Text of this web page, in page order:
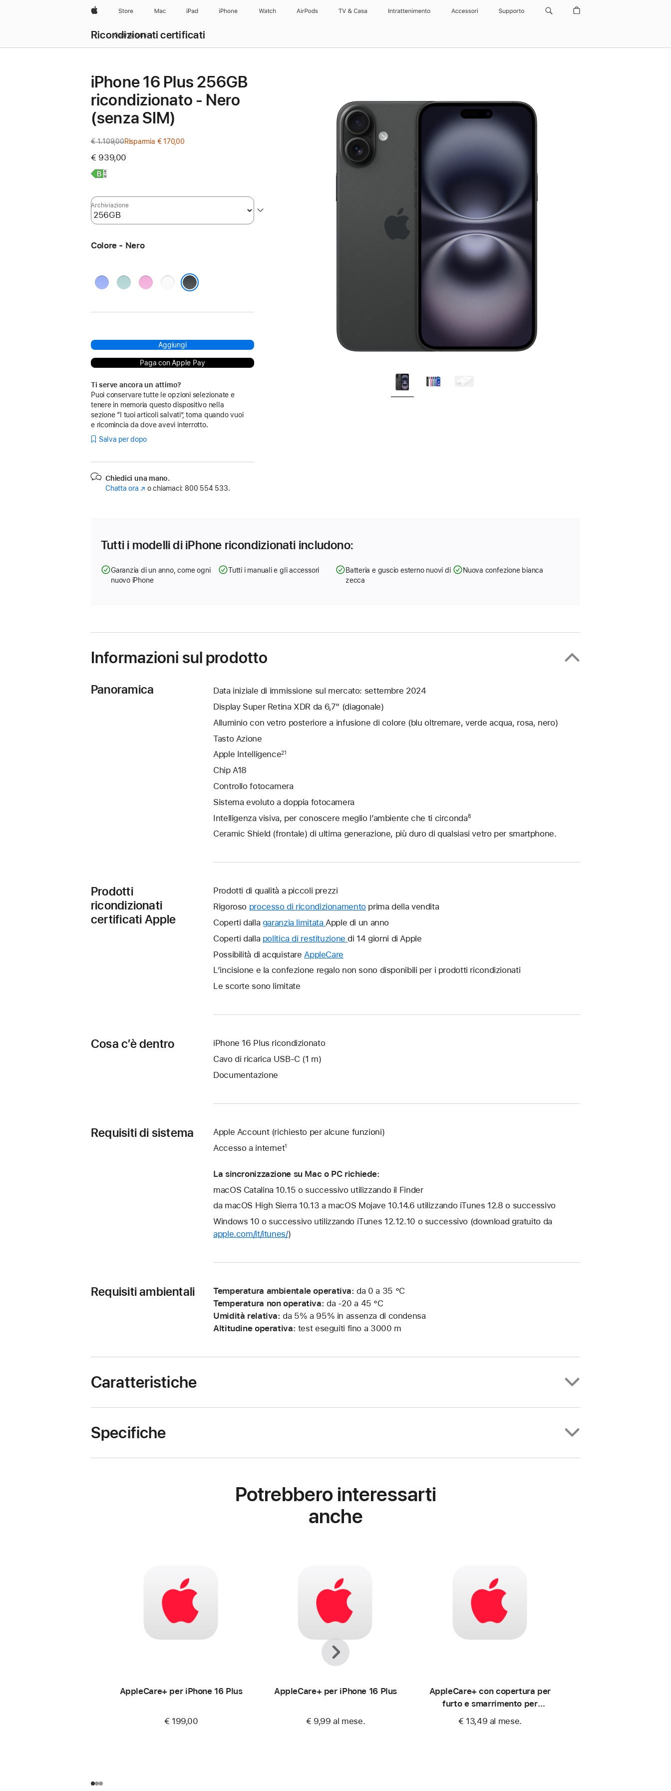
AppleStore Mac iPad iPhone Watch AirPods TV & Casa Intrattenimento Accessori Supporto
Ricondizionati certificati
Guarda tutti
iPhone 16 Plus 256GB
ricondizionato - Nero
(senza SIM)
€ 1.109,00Prezzo
Risparmia € 170,00
€ 939,00
Scopri
più,
Archiviazione
Colore - Nero
Blu
VerdeRosa Bianco
Aggiungi
Paga con Apple Pay
Ti serve ancora un attimo?
Puoi conservare tutte le opzioni selezionate e
tenere in memoria questo dispositivo nella
sezione “I tuoi articoli salvati”, torna quando vuoi
e ricomincia da dove avevi interrotto.
Salva per dopo
Chiedici una mano.
Chatta ora (Si o chiamaci: 800 554 533.
Tutti i modelli di iPhone ricondizionati includono:
Garanzia di un anno, come ogni
nuovo iPhone
Tutti i manuali e gli accessori
Batteria e guscio esterno nuovi di
zecca
Nuova confezione bianca
Informazioni sul prodotto
Panoramica
Data iniziale di immissione sul mercato: settembre 2024
Display Super Retina XDR da 6,7" (diagonale)
Alluminio con vetro posteriore a infusione di colore (blu oltremare, verde acqua, rosa, nero)
Tasto Azione
Apple Intelligence21
Chip A18
Controllo fotocamera
Sistema evoluto a doppia fotocamera
Intelligenza visiva, per conoscere meglio l’ambiente che ti circonda8
Ceramic Shield (frontale) di ultima generazione, più duro di qualsiasi vetro per smartphone.
Prodotti
ricondizionati
certificati Apple
Prodotti di qualità a piccoli prezzi
Rigoroso processo di ricondizionamentoprima della vendita
Coperti dalla garanzia limitata Verrà
aperta
finestra.
Apple di un anno
Coperti dalla politica di restituzione Verrà
finestra.
di 14 giorni di Apple
Possibilità di acquistare AppleCare
aperta
L’incisione e la confezione regalo non sono disponibili per i prodotti ricondizionati
Le scorte sono limitate
Cosa c’è dentro
iPhone 16 Plus ricondizionato
Cavo di ricarica USB‑C (1 m)
Documentazione
Requisiti di sistema
Apple Account (richiesto per alcune funzioni)
Accesso a internet1
La sincronizzazione su Mac o PC richiede:
macOS Catalina 10.15 o successivo utilizzando il Finder
da macOS High Sierra 10.13 a macOS Mojave 10.14.6 utilizzando iTunes 12.8 o successivo
Windows 10 o successivo utilizzando iTunes 12.12.10 o successivo (download gratuito da
apple.com/it/itunes/)
Requisiti ambientali Temperatura ambientale operativa: da 0 a 35 °C
Temperatura non operativa: da -20 a 45 °C
Umidità relativa: da 5% a 95% in assenza di condensa
Altitudine operativa: test eseguiti fino a 3000 m
Caratteristiche
Specifiche
Potrebbero interessarti
anche
AppleCare+ per iPhone 16 Plus
€ 199,00
AppleCare+ per iPhone 16 Plus
€ 9,99 al mese.
AppleCare+ con copertura per
furto e smarrimento per
iPhone 16 Plus
€ 13,49 al mese.
Precedente
Avanti